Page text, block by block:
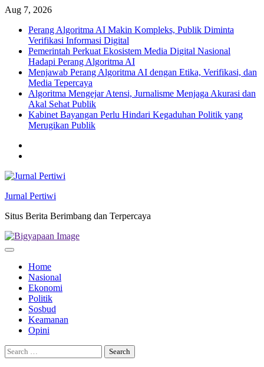
Skip
content
Aug 7, 2026
Perang Algoritma AI Makin Kompleks, Publik Diminta
Verifikasi Informasi Digital
Pemerintah Perkuat Ekosistem Media Digital Nasional
Hadapi Perang Algoritma AI
Menjawab Perang Algoritma AI dengan Etika, Verifikasi, dan
Media Tepercaya
Algoritma Mengejar Atensi, Jurnalisme Menjaga Akurasi dan
Akal Sehat Publik
Kabinet Bayangan Perlu Hindari Kegaduhan Politik yang
Merugikan Publik
Jurnal Pertiwi
Situs Berita Berimbang dan Terpercaya
Home
Nasional
Ekonomi
Politik
Sosbud
Keamanan
Opini
Search
for: